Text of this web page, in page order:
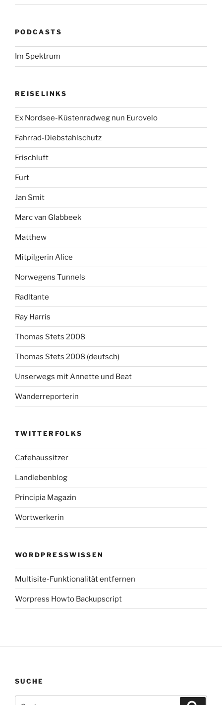
PODCASTS
Im Spektrum
REISELINKS
Ex Nordsee-Küstenradweg nun Eurovelo
Fahrrad-Diebstahlschutz
Frischluft
Furt
Jan Smit
Marc van Glabbeek
Matthew
Mitpilgerin Alice
Norwegens Tunnels
Radltante
Ray Harris
Thomas Stets 2008
Thomas Stets 2008 (deutsch)
Unserwegs mit Annette und Beat
Wanderreporterin
TWITTERFOLKS
Cafehaussitzer
Landlebenblog
Principia Magazin
Wortwerkerin
WORDPRESSWISSEN
Multisite-Funktionalität entfernen
Worpress Howto Backupscript
SUCHE